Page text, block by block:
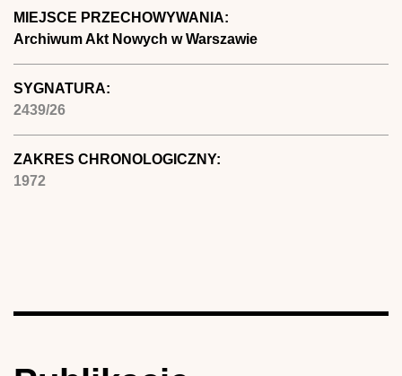
MIEJSCE PRZECHOWYWANIA:
Archiwum Akt Nowych w Warszawie
SYGNATURA:
2439/26
ZAKRES CHRONOLOGICZNY:
1972